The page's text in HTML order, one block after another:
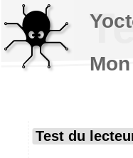
Test du